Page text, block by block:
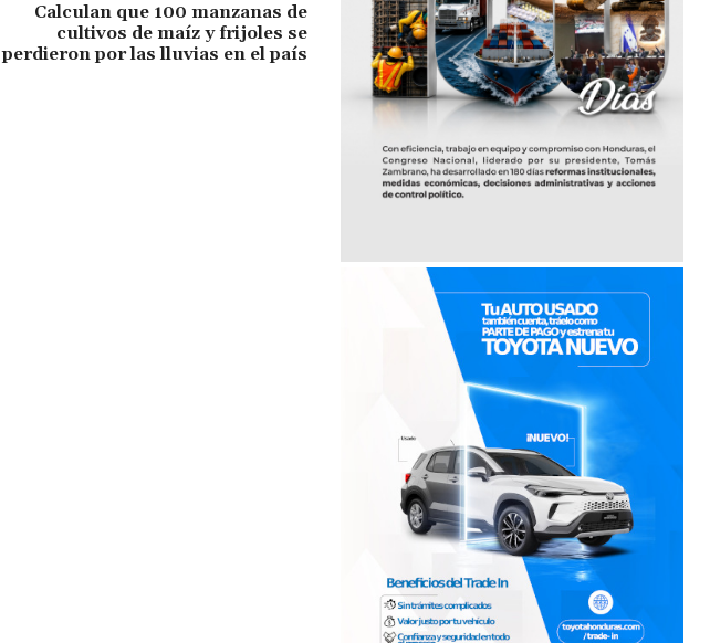
Calculan que 100 manzanas de
cultivos de maíz y frijoles se
perdieron por las lluvias en el país